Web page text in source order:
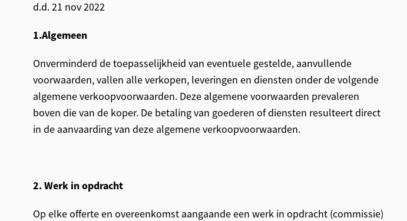
d.d. 21 nov 2022
1.Algemeen
Onverminderd de toepasselijkheid van eventuele gestelde, aanvullende
voorwaarden, vallen alle verkopen, leveringen en diensten onder de volgende
algemene verkoopvoorwaarden. Deze algemene voorwaarden prevaleren
boven die van de koper. De betaling van goederen of diensten resulteert direct
in de aanvaarding van deze algemene verkoopvoorwaarden.
2. Werk in opdracht
Op elke offerte en overeenkomst aangaande een werk in opdracht (commissie)